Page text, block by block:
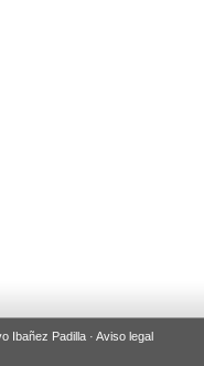
Ibañez Padilla · Aviso legal